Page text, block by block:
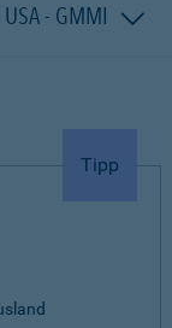
- GMMI
Tipp